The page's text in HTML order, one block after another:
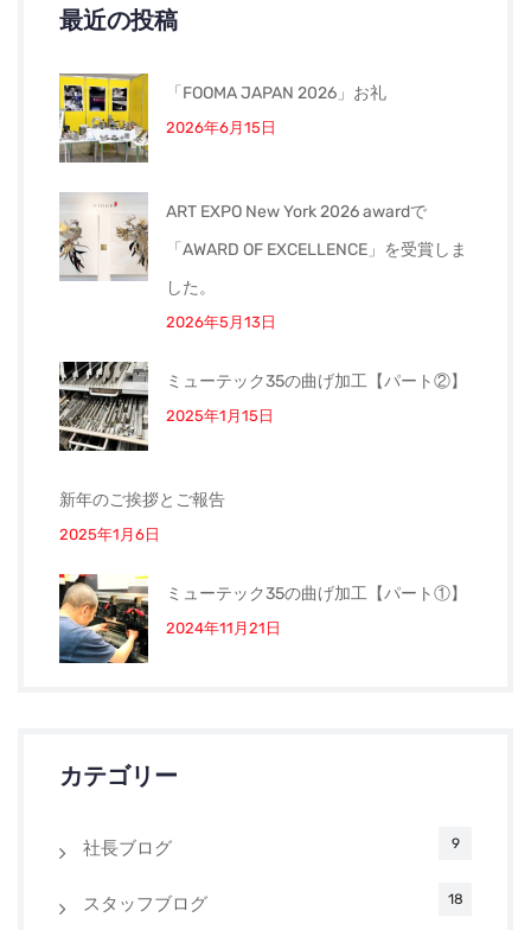
最近の投稿
「FOOMA JAPAN 2026」お礼
2026年6月15日
ART EXPO New York 2026 awardで
「AWARD OF EXCELLENCE」を受賞しま
した。
2026年5月13日
ミューテック35の曲げ加工【パート②】
2025年1月15日
新年のご挨拶とご報告
2025年1月6日
ミューテック35の曲げ加工【パート①】
2024年11月21日
カテゴリー
社長ブログ 9
スタッフブログ 18